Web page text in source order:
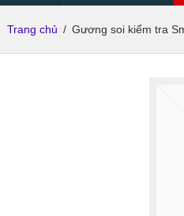
Trang chủ / Gương soi kiểm tra